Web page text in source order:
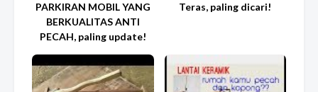
PARKIRAN MOBIL YANG
BERKUALITAS ANTI
PECAH, paling update!
Teras, paling dicari!